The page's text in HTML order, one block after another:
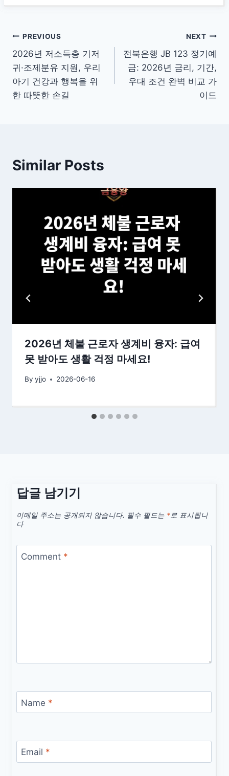
글
탐
색
PREVIOUS
2026년 저소득층 기저
귀·조제분유 지원, 우리
아기 건강과 행복을 위
한 따뜻한 손길
NEXT
전북은행 JB 123 정기예
금: 2026년 금리, 기간,
우대 조건 완벽 비교 가
이드
Similar Posts
2026년 체불 근로자 생계비 융자: 급여
못 받아도 생활 걱정 마세요!
By yjjo 2026-06-16
답글 남기기
이메일 주소는 공개되지 않습니다. 필수 필드는 *로 표시됩니
다
Comment *
Name *
Email *